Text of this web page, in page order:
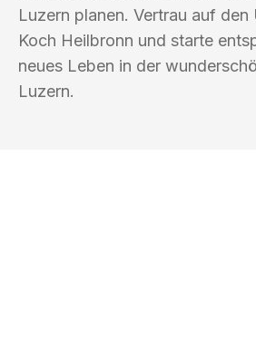
Luzern planen. Vertrau auf
Koch Heilbronn und starte
neues Leben in der
Luzern.